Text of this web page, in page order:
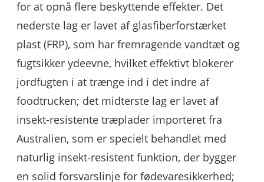
for at opnå flere beskyttende effekter. Det
nederste lag er lavet af glasfiberforstærket
plast (FRP), som har fremragende vandtæt og
fugtsikker ydeevne, hvilket effektivt blokerer
jordfugten i at trænge ind i det indre af
foodtrucken; det midterste lag er lavet af
insekt-resistente træplader importeret fra
Australien, som er specielt behandlet med
naturlig insekt-resistent funktion, der bygger
en solid forsvarslinje for fødevaresikkerhed;